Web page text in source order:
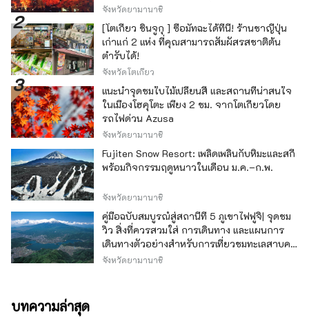
จังหวัดยามานาชิ
[โตเกียว ชินจูกุ ] ซื้อมัทฉะได้ที่นี่! ร้านชาญี่ปุ่น
เก่าแก่ 2 แห่ง ที่คุณสามารถสัมผัสรสชาติต้น
ตำรับได้!
จังหวัดโตเกียว
แนะนำจุดชมใบไม้เปลี่ยนสี และสถานที่น่าสนใจ
ในเมืองโฮคุโตะ เพียง 2 ชม. จากโตเกียวโดย
รถไฟด่วน Azusa
จังหวัดยามานาชิ
Fujiten Snow Resort: เพลิดเพลินกับหิมะและสกี
พร้อมกิจกรรมฤดูหนาวในเดือน ม.ค.–ก.พ.
จังหวัดยามานาชิ
คู่มือฉบับสมบูรณ์สู่สถานีที่ 5 ภูเขาไฟฟูจิ| จุดชม
วิว สิ่งที่ควรสวมใส่ การเดินทาง และแผนการ
เดินทางตัวอย่างสำหรับการเที่ยวชมทะเลสาบคา
วากุจิ
จังหวัดยามานาชิ
บทความล่าสุด